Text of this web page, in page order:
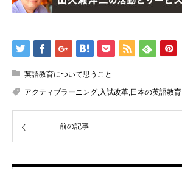
英語教育について思うこと
アクティブラーニング,入試改革,日本の英語教育
前の記事